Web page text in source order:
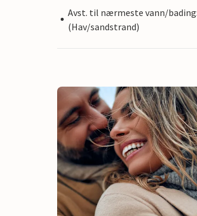
Avst. til nærmeste vann/
(Hav/sandstrand)